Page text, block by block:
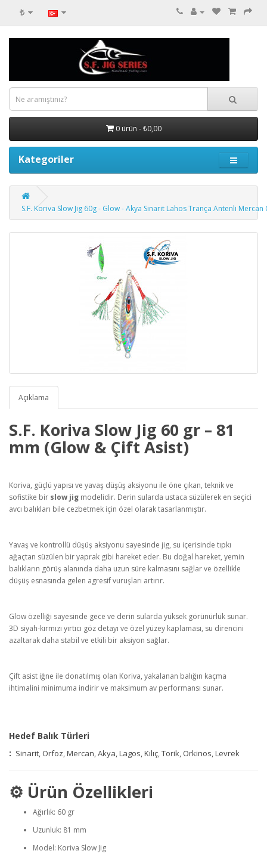
₺
0 ürün - ₺0,00
Kategoriler
S.F. Koriva Slow Jig 60g - Glow - Akya Sinarit Lahos Trança Antenli Mercan
Açıklama
S.F. Koriva Slow Jig 60 gr – 81
mm (Glow & Çift Asist)
Koriva, güçlü yapısı ve yavaş düşüş aksiyonu ile öne çıkan, teknik ve
sofistike bir slow jig modelidir. Derin sularda ustaca süzülerek en seçici
avcı balıkları bile cezbetmek için özel olarak tasarlanmıştır.
Yavaş ve kontrollü düşüş aksiyonu sayesinde jig, su içerisinde tıpkı
ağaçtan süzülen bir yaprak gibi hareket eder. Bu doğal hareket, yemin
balıkların görüş alanında daha uzun süre kalmasını sağlar ve özellikle
düşüş esnasında gelen agresif vuruşları artırır.
Glow özelliği sayesinde gece ve derin sularda yüksek görünürlük sunar.
3D siyah-kırmızı yırtıcı göz detayı ve özel yüzey kaplaması, su direncini
azaltarak daha stabil ve etkili bir aksiyon sağlar.
Çift asist iğne ile donatılmış olan Koriva, yakalanan balığın kaçma
ihtimalini minimuma indirir ve maksimum av performansı sunar.
Hedef Balık Türleri
: Sinarit, Orfoz,Mercan,Akya,Lagos,Kılıç,Torik, Orkinos,Levrek
⚙️ Ürün Özellikleri
Ağırlık: 60 gr
Uzunluk: 81 mm
Model: Koriva Slow Jig